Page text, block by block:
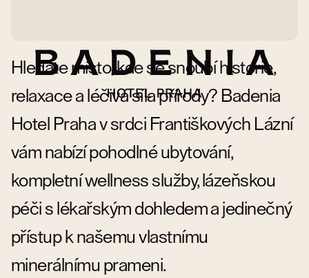
Hledáte místo, kde se snoubí historie,
relaxace a léčivá síla přírody? Badenia
Hotel Praha v srdci Františkových Lázní
vám nabízí pohodlné ubytování,
kompletní wellness služby, lázeňskou
péči s lékařským dohledem a jedinečný
přístup k našemu vlastnímu
minerálnímu prameni.